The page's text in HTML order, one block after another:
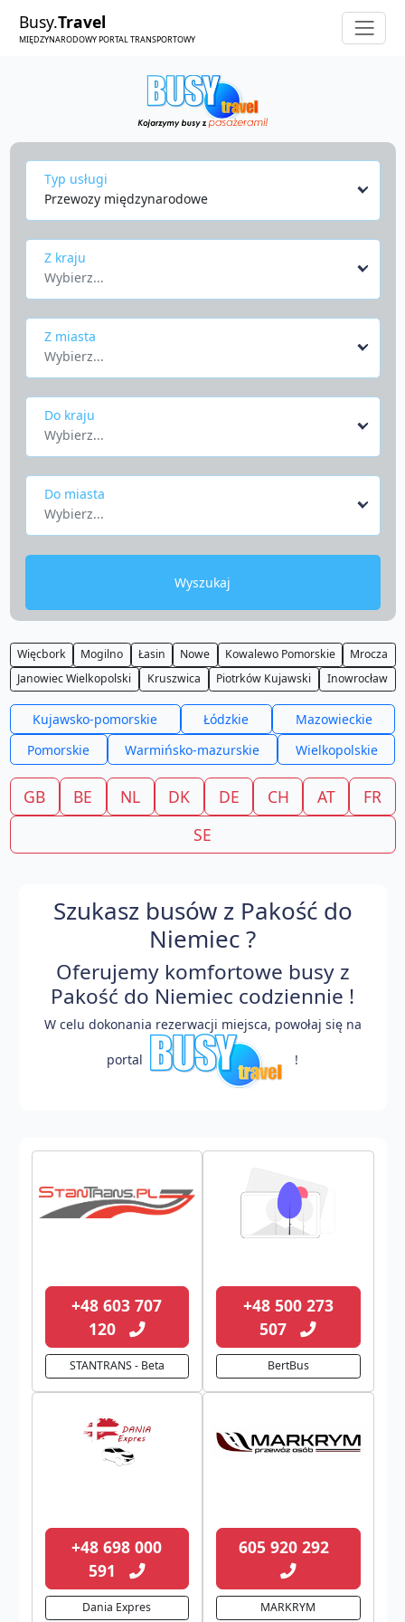
Busy.Travel
MIĘDZYNARODOWY PORTAL TRANSPORTOWY
Typ usługi
Przewozy międzynarodowe
Z kraju
Wybierz...
Z miasta
Wybierz...
Do kraju
Wybierz...
Do miasta
Wybierz...
Wyszukaj
Więcbork Mogilno Łasin Nowe Kowalewo Pomorskie
Mrocza
Janowiec Wielkopolski
Kruszwica Piotrków Kujawski Inowrocław
Kujawsko-pomorskie Łódzkie
Mazowieckie
Pomorskie
Warmińsko-mazurskie Wielkopolskie
GB BE NL DK DE CH AT
FR
SE
Szukasz busów z Pakość do
Niemiec ?
Oferujemy komfortowe busy z
Pakość do Niemiec codziennie !
W celu dokonania rezerwacji miejsca, powołaj się na
portal !
+48 603 707
120
STANTRANS - Beta
+48 500 273
507
BertBus
+48 698 000
591
Dania Expres
605 920 292
MARKRYM